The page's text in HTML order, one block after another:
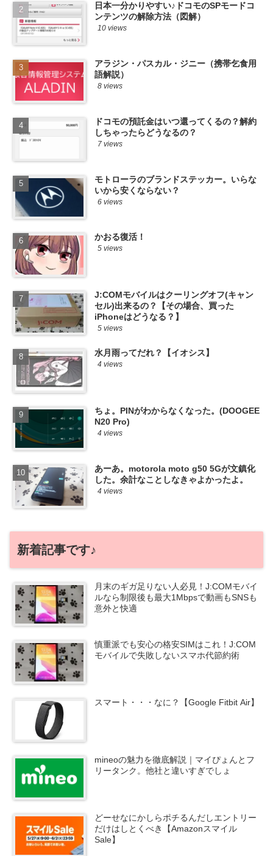
日本一分かりやすい♪ドコモのSPモードコ
ンテンツの解除方法（図解）
10 views
アラジン・パスカル・ジニー（携帯乞食用
語解説）
8 views
ドコモの預託金はいつ還ってくるの？解約
しちゃったらどうなるの？
7 views
モトローラのブランドステッカー。いらな
いから安くならない？
6 views
かおる復活！
5 views
J:COMモバイルはクーリングオフ(キャン
セル)出来るの？【その場合、買った
iPhoneはどうなる？】
5 views
水月雨ってだれ？【イオシス】
4 views
ちょ。PINがわからなくなった。(DOOGEE
N20 Pro)
4 views
あーあ。motorola moto g50 5Gが文鎮化
した。余計なことしなきゃよかったよ。
4 views
新着記事です♪
月末のギガ足りない人必見！J:COMモバイ
ルなら制限後も最大1Mbpsで動画もSNSも
意外と快適
慎重派でも安心の格安SIMはこれ！J:COM
モバイルで失敗しないスマホ代節約術
スマート・・・なに？【Google Fitbit Air】
mineoの魅力を徹底解説｜マイぴょんとフ
リータンク。他社と違いすぎでしょ
どーせなにかしらポチるんだしエントリー
だけはしとくべき【Amazonスマイル
Sale】